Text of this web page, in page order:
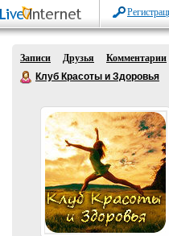
Записи Друзья
Комментарии
Клуб Красоты и Здоровья